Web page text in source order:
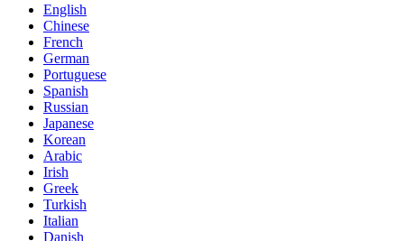
English
Chinese
French
German
Portuguese
Spanish
Russian
Japanese
Korean
Arabic
Irish
Greek
Turkish
Italian
Danish